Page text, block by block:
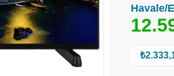
Havale/
12.5